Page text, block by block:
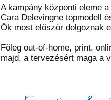
A kampány központi eleme
Cara Delevingne topmodell
Ők most először dolgoznak
Főleg out-of-home, print,
majd, a tervezésért maga a